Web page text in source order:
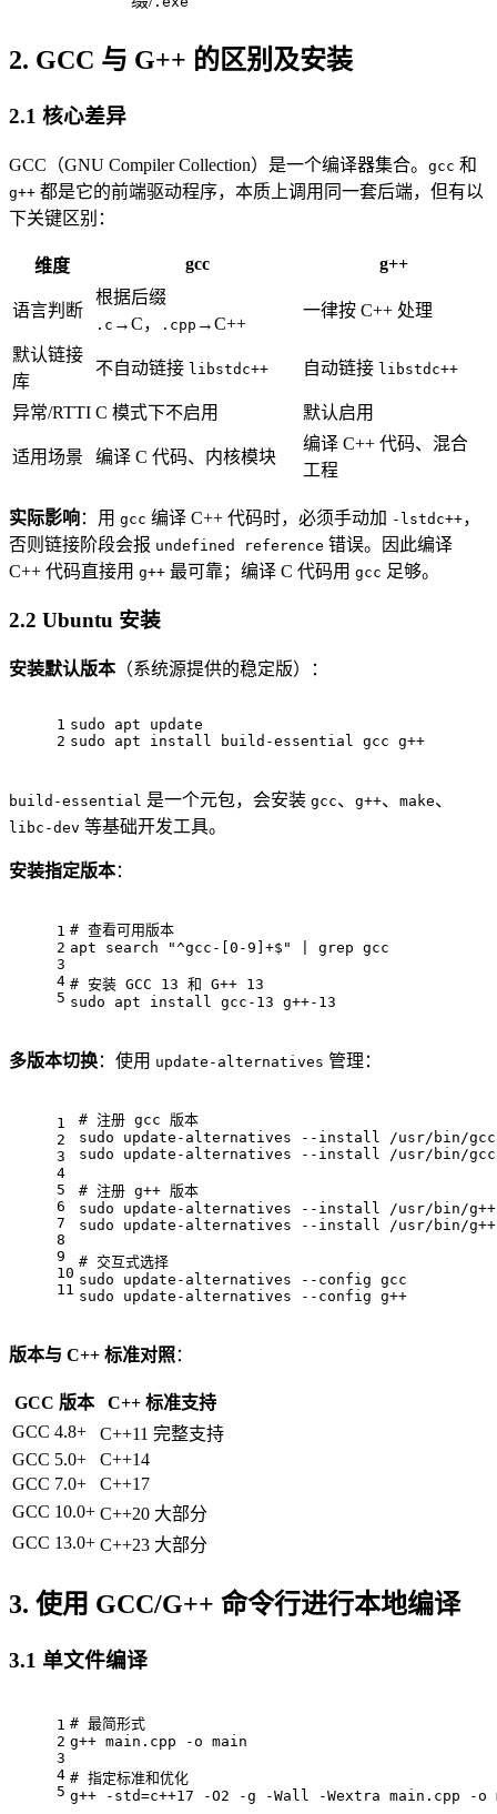
2. GCC 与 G++ 的区别及安装
2.1 核心差异
GCC（GNU Compiler Collection）是一个编译器集合。 gcc 和
g++ 都是它的前端驱动程序，本质上调用同一套后端，但有以
下关键区别：
维度 gcc g++
语言判断
根据后缀
.c →C， .cpp →C++
一律按 C++ 处理
默认链接
库
不自动链接 libstdc++ 自动链接 libstdc++
异常/RTTI C 模式下不启用 默认启用
适用场景 编译 C 代码、内核模块
编译 C++ 代码、混合
工程
实际影响：用 gcc 编译 C++ 代码时，必须手动加 -lstdc++，
否则链接阶段会报 undefined reference 错误。因此编译
C++ 代码直接用 g++ 最可靠；编译 C 代码用 gcc 足够。
2.2 Ubuntu 安装
安装默认版本（系统源提供的稳定版）：
1
2
sudo apt update
sudo apt install build-essential gcc g++
build-essential 是一个元包，会安装 gcc、 g++、 make、
libc-dev 等基础开发工具。
安装指定版本：
1
2
3
4
5
# 查看可用版本
apt search "^gcc-[0-9]+$" | grep gcc
# 安装 GCC 13 和 G++ 13
sudo apt install gcc-13 g++-13
多版本切换：使用 update-alternatives 管理：
1
2
3
4
5
6
7
8
9
10
11
# 注册 gcc 版本
sudo update-alternatives --install /usr/bin/
sudo update-alternatives --install /usr/bin/
# 注册 g++ 版本
sudo update-alternatives --install /usr/bin/g++
sudo update-alternatives --install /usr/bin/g++
# 交互式选择
sudo update-alternatives --config gcc
sudo update-alternatives --config g++
版本与 C++ 标准对照：
GCC 版本
C++ 标准支持
GCC 4.8+
C++11 完整支持
GCC 5.0+
C++14
GCC 7.0+
C++17
GCC 10.0+ C++20 大部分
GCC 13.0+ C++23 大部分
3. 使用 GCC/G++ 命令行进行本地编译
3.1 单文件编译
1
2
3
4
5
# 最简形式
g++ main.cpp -o main
# 指定标准和优化
g++ -std=c++17 -O2 -g -Wall -Wextra main.cpp -o